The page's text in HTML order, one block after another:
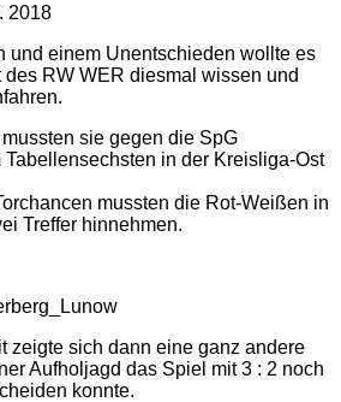
2018
und einem Unentschieden wollte es
RW WER diesmal wissen und
sie gegen die SpG
in der Kreisliga-Ost
mussten die Rot-Weißen in
Treffer hinnehmen.
zeigte sich dann eine ganz andere
Aufholjagd das Spiel mit 3 : 2 noch
konnte.